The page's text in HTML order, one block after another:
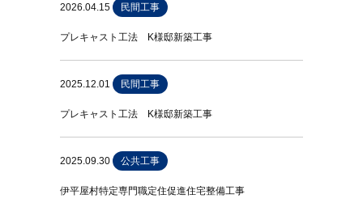
2026.04.15 民間工事
プレキャスト工法 K様邸新築工事
2025.12.01 民間工事
プレキャスト工法 K様邸新築工事
2025.09.30 公共工事
伊平屋村特定専門職定住促進住宅整備工事